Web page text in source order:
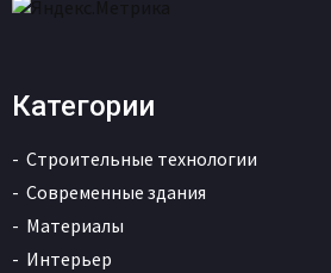
Категории
Строительные технологии
Современные здания
Материалы
Интерьер